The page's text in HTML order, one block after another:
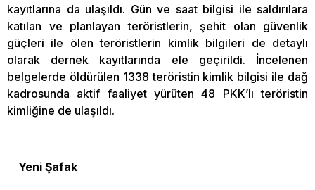
kayıtlarına da ulaşıldı. Gün ve saat bilgisi ile saldırılara
katılan ve planlayan teröristlerin, şehit olan güvenlik
güçleri ile ölen teröristlerin kimlik bilgileri de detaylı
olarak dernek kayıtlarında ele geçirildi. İncelenen
belgelerde öldürülen 1338 teröristin kimlik bilgisi ile dağ
kadrosunda aktif faaliyet yürüten 48 PKK’lı teröristin
kimliğine de ulaşıldı.
Yeni Şafak